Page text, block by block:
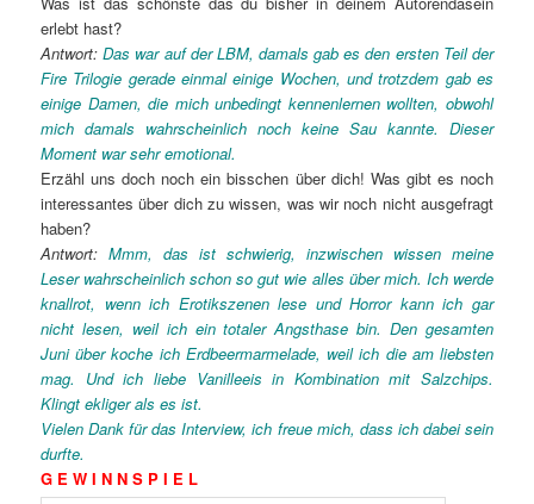
erlebt hast?
Antwort:Das war auf der LBM, damals gab es den ersten Teil der
Fire Trilogie gerade einmal einige Wochen, und trotzdem gab es
einige Damen, die mich unbedingt kennenlernen wollten, obwohl
mich damals wahrscheinlich noch keine Sau kannte. Dieser
Moment war sehr emotional.
Erzähl uns doch noch ein bisschen über dich! Was gibt es noch
interessantes über dich zu wissen, was wir noch nicht ausgefragt
haben?
Antwort:Mmm, das ist schwierig, inzwischen wissen meine
Leser wahrscheinlich schon so gut wie alles über mich. Ich werde
knallrot, wenn ich Erotikszenen lese und Horror kann ich gar
nicht lesen, weil ich ein totaler Angsthase bin. Den gesamten
Juni über koche ich Erdbeermarmelade, weil ich die am liebsten
mag. Und ich liebe Vanilleeis in Kombination mit Salzchips.
Klingt ekliger als es ist.
Vielen Dank für das Interview, ich freue mich, dass ich dabei sein
durfte.
G E W I N N S P I E L